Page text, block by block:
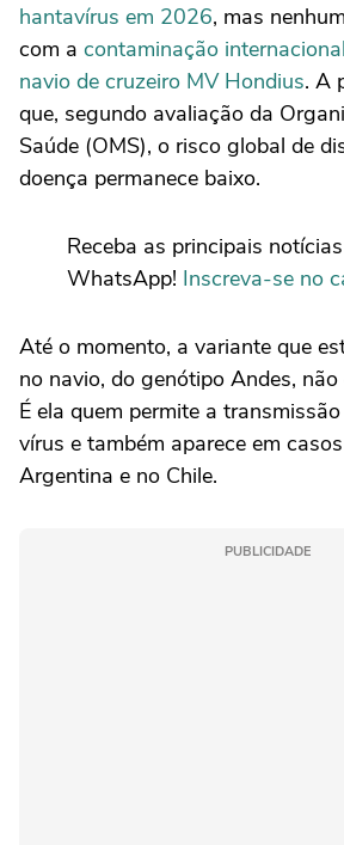
hantavírus em 2026, mas
com a contaminação
navio de cruzeiro MV Hondius. A
que, segundo avaliação da
Saúde (OMS), o risco global de
doença permanece baixo.
Receba as principais
WhatsApp! Inscreva-se no
Até o momento, a variante que
no navio, do genótipo Andes,
É ela quem permite a
vírus e também aparece em
Argentina e no Chile.
PUBLICIDADE